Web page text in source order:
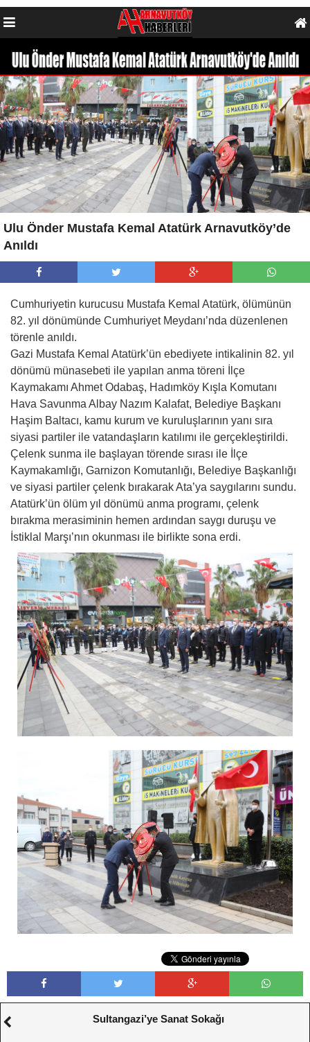
Ulu Önder Mustafa Kemal Atatürk Arnavutköy’de
Anıldı
Cumhuriyetin kurucusu Mustafa Kemal Atatürk, ölümünün
82. yıl dönümünde Cumhuriyet Meydanı’nda düzenlenen
törenle anıldı.
Gazi Mustafa Kemal Atatürk’ün ebediyete intikalinin 82. yıl
dönümü münasebeti ile yapılan anma töreni İlçe
Kaymakamı Ahmet Odabaş, Hadımköy Kışla Komutanı
Hava Savunma Albay Nazım Kalafat, Belediye Başkanı
Haşim Baltacı, kamu kurum ve kuruluşlarının yanı sıra
siyasi partiler ile vatandaşların katılımı ile gerçekleştirildi.
Çelenk sunma ile başlayan törende sırası ile İlçe
Kaymakamlığı, Garnizon Komutanlığı, Belediye Başkanlığı
ve siyasi partiler çelenk bırakarak Ata’ya saygılarını sundu.
Atatürk’ün ölüm yıl dönümü anma programı, çelenk
bırakma merasiminin hemen ardından saygı duruşu ve
İstiklal Marşı’nın okunması ile birlikte sona erdi.
Sultangazi’ye Sanat Sokağı